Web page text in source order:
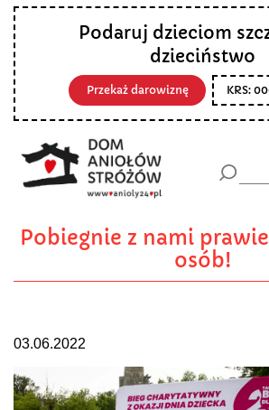
Podaruj dzieciom
dzieciństwo
Przekaż darowiznę KRS:
Pobiegnie z nami
osób!
03.06.2022